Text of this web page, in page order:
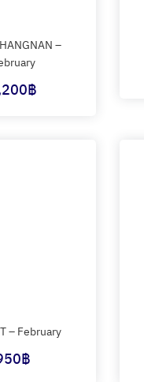
–
฿
– February
฿